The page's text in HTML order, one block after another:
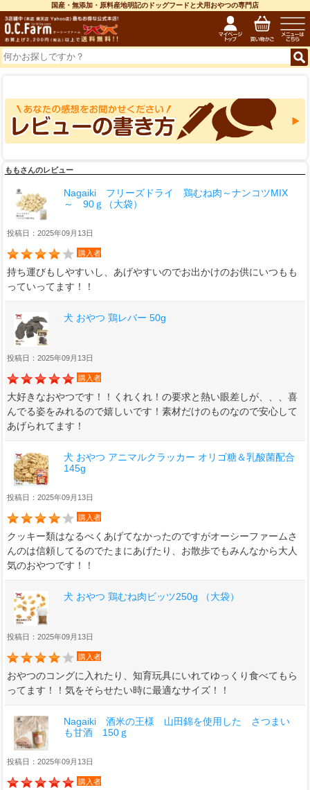
国産・無添加・原料産地明記のドッグフードと犬用おやつの専門店
ももさんのレビュー
Nagaiki フリーズドライ 鶏むね肉～ナンコツMIX
～ 90ｇ（大袋）
投稿日：2025年09月13日
購入者
持ち運びもしやすいし、あげやすいのでお出かけのお供にいつもも
っていってます！！
犬 おやつ 鶏レバー 50g
投稿日：2025年09月13日
購入者
大好きなおやつです！！くれくれ！の要求と熱い眼差しが、、、喜
んでる姿をみれるので嬉しいです！素材だけのものなので安心して
あげられてます！
犬 おやつ アニマルクラッカー オリゴ糖＆乳酸菌配合
145g
投稿日：2025年09月13日
購入者
クッキー類はなるべくあげてなかったのですがオーシーファームさ
んのは信頼してるのでたまにあげたり、お散歩でもみんなから大人
気のおやつです！！
犬 おやつ 鶏むね肉ビッツ250g （大袋）
投稿日：2025年09月13日
購入者
おやつのコングに入れたり、知育玩具にいれてゆっくり食べてもら
ってます！！気をそらせたい時に最適なサイズ！！
Nagaiki 酒米の王様 山田錦を使用した さつまい
も甘酒 150ｇ
投稿日：2025年09月13日
購入者